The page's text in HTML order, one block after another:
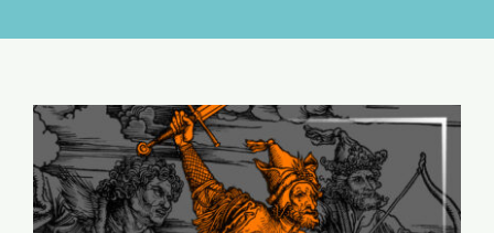
Aktion